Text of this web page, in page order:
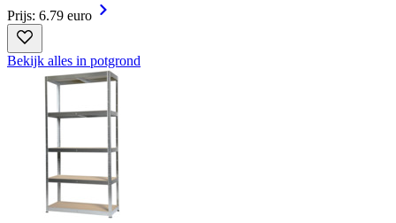
Prijs: 6.79 euro
Bekijk alles in potgrond